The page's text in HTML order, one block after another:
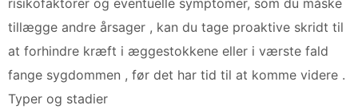
tillægge andre årsager , kan du tage proaktive skridt til
at forhindre kræft i æggestokkene eller i værste fald
fange sygdommen , før det har tid til at komme videre .
Typer og stadier